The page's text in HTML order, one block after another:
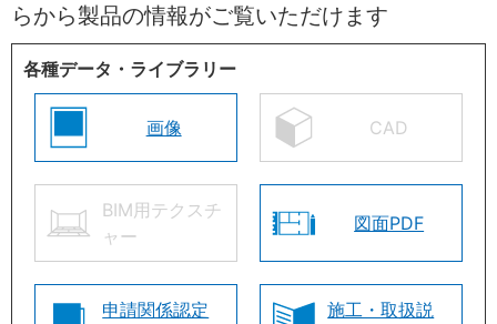
らから製品の情報がご覧いただけます
各種データ・ライブラリー
画像 CAD
BIM用テクスチ
ャー
図面PDF
申請関係認定
施工・取扱説